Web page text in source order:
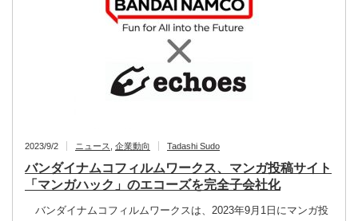
2023/9/2 ニュース 企業動向 Tadashi Sudo
バンダイナムコフィルムワークス、マンガ投稿サイト
「マンガハック」のエコーズを完全子会社化
バンダイナムコフィルムワークスは、2023年9月1日にマンガ投